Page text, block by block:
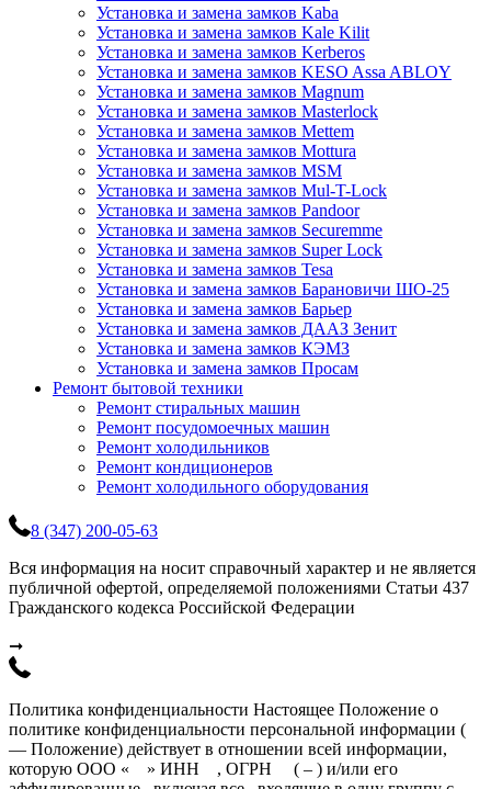
Установка и замена замков Kaba
Установка и замена замков Kale Kilit
Установка и замена замков Kerberos
Установка и замена замков KESO Assa ABLOY
Установка и замена замков Magnum
Установка и замена замков Masterlock
Установка и замена замков Mettem
Установка и замена замков Mottura
Установка и замена замков MSM
Установка и замена замков Mul-T-Lock
Установка и замена замков Pandoor
Установка и замена замков Securemme
Установка и замена замков Super Lock
Установка и замена замков Tesa
Установка и замена замков Барановичи ШО-25
Установка и замена замков Барьер
Установка и замена замков ДААЗ Зенит
Установка и замена замков КЭМЗ
Установка и замена замков Просам
Ремонт бытовой техники
Ремонт стиральных машин
Ремонт посудомоечных машин
Ремонт холодильников
Ремонт кондиционеров
Ремонт холодильного оборудования
8 (347) 200-05-63
Вся информация на носит справочный характер и не является
публичной офертой, определяемой положениями Статьи 437
Гражданского кодекса Российской Федерации
➞
Политика конфиденциальности Настоящее Положение о
политике конфиденциальности персональной информации (
— Положение) действует в отношении всей информации,
которую ООО « » ИНН , ОГРН ( – ) и/или его